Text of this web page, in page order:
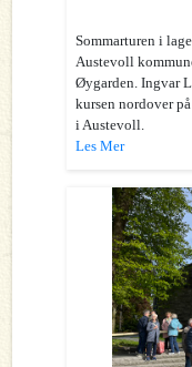
Sommarturen i
Austevoll
Øygarden. Ingvar
kursen nordover
i Austevoll.
Les Mer